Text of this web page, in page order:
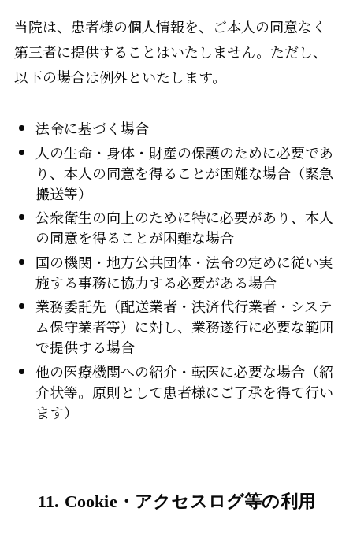
当院は、患者様の個人情報を、ご本人の同意なく
第三者に提供することはいたしません。ただし、
以下の場合は例外といたします。
法令に基づく場合
人の生命・身体・財産の保護のために必要であ
り、本人の同意を得ることが困難な場合（緊急
搬送等）
公衆衛生の向上のために特に必要があり、本人
の同意を得ることが困難な場合
国の機関・地方公共団体・法令の定めに従い実
施する事務に協力する必要がある場合
業務委託先（配送業者・決済代行業者・システ
ム保守業者等）に対し、業務遂行に必要な範囲
で提供する場合
他の医療機関への紹介・転医に必要な場合（紹
介状等。原則として患者様にご了承を得て行い
ます）
11. Cookie・アクセスログ等の利用